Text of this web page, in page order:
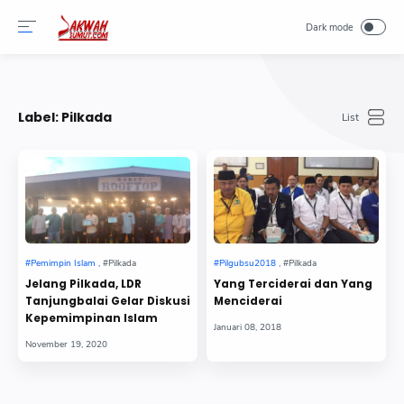
Label: Pilkada
Jelang Pilkada, LDR
Tanjungbalai Gelar Diskusi
Kepemimpinan Islam
Yang Terciderai dan Yang
Menciderai